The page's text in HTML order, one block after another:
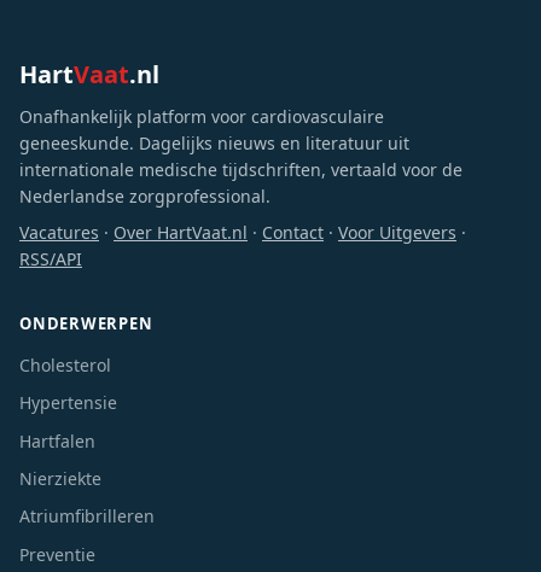
HartVaat.nl
Onafhankelijk platform voor cardiovasculaire
geneeskunde. Dagelijks nieuws en literatuur uit
internationale medische tijdschriften, vertaald voor de
Nederlandse zorgprofessional.
Vacatures · Over HartVaat.nl · Contact · Voor Uitgevers ·
RSS/API
ONDERWERPEN
Cholesterol
Hypertensie
Hartfalen
Nierziekte
Atriumfibrilleren
Preventie